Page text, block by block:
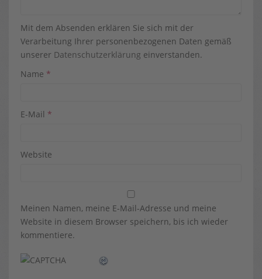
Mit dem Absenden erklären Sie sich mit der
Verarbeitung Ihrer personenbezogenen Daten gemäß
unserer Datenschutzerklärung einverstanden.
Name *
E-Mail *
Website
Meinen Namen, meine E-Mail-Adresse und meine
Website in diesem Browser speichern, bis ich wieder
kommentiere.